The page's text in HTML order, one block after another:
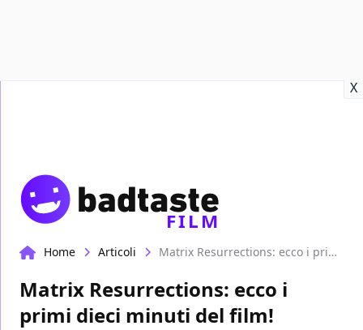
X
FILM
Home Articoli Matrix Resurrections: ecco i primi dieci minuti del film!
Matrix Resurrections: ecco i
primi dieci minuti del film!